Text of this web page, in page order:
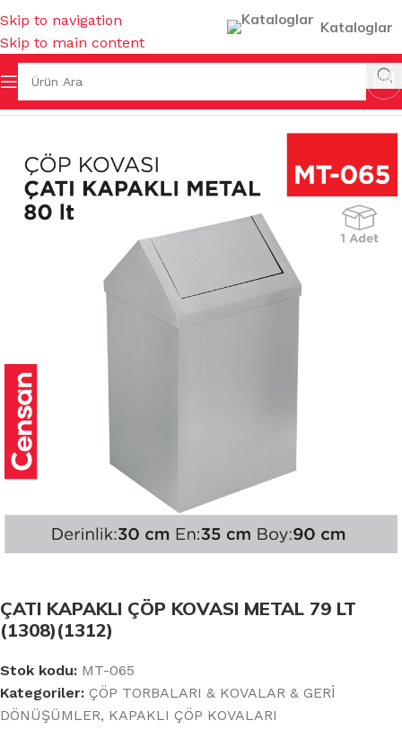
Skip to navigation
Skip to main content
Kataloglar
& GERİ DÖNÜŞÜMLER KAPAKLI ÇÖP KOVALARI
ÇATI KAPAKLI ÇÖP KOVASI METAL 79 LT
(1308)(1312)
Stok kodu: MT-065
Kategoriler: ÇÖP TORBALARI & KOVALAR & GERİ
DÖNÜŞÜMLER, KAPAKLI ÇÖP KOVALARI